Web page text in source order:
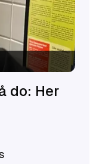
do: Her